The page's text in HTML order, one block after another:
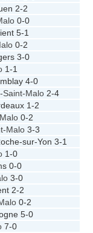
2-2
0-0
5-1
0-2
3-0
1-1
4-0
-Saint-Malo 2-4
1-2
0-2
Malo 3-3
sur-Yon 3-1
1-0
0-0
3-0
2-2
0-2
5-0
7-0